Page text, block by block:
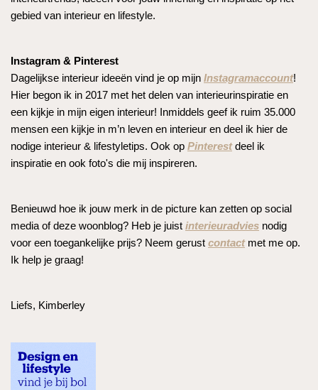
gebied van interieur en lifestyle.
Instagram & Pinterest
Dagelijkse interieur ideeën vind je op mijn Instagramaccount!
Hier begon ik in 2017 met het delen van interieurinspiratie en
een kijkje in mijn eigen interieur! Inmiddels geef ik ruim 35.000
mensen een kijkje in m’n leven en interieur en deel ik hier de
nodige interieur & lifestyletips. Ook op Pinterestdeel ik
inspiratie en ook foto's die mij inspireren.
Benieuwd hoe ik jouw merk in de picture kan zetten op social
media of deze woonblog? Heb je juist interieuradvies nodig
voor een toegankelijke prijs? Neem gerust contactmet me op.
Ik help je graag!
Liefs, Kimberley